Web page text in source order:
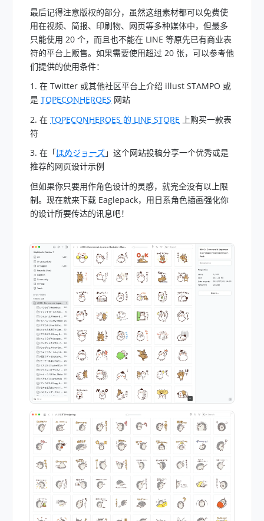
最后记得注意版权的部分，虽然这组素材都可以免费使
用在视频、简报、印刷物、网页等多种媒体中，但最多
只能使用 20 个，而且也不能在 LINE 等原先已有商业表
符的平台上贩售。如果需要使用超过 20 张，可以参考他
们提供的使用条件：
1. 在 Twitter 或其他社区平台上介绍 illust STAMPO 或
是 TOPECONHEROES 网站
2. 在 TOPECONHEROES 的 LINE STORE 上购买一款表
符
3. 在「ほめジョーズ」这个网站投稿分享一个优秀或是
推荐的网页设计示例
但如果你只要用作角色设计的灵感，就完全没有以上限
制。现在就来下载 Eaglepack，用日系角色插画强化你
的设计所要传达的讯息吧！